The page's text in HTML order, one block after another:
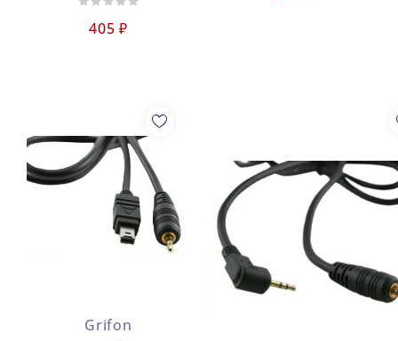
405 ₽
Grifon